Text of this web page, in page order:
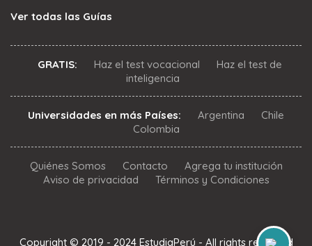
Ver todas las Guías
GRATIS: Haz el test vocacional
Haz el test de
inteligencia
Universidades en más Países: Argentina
Chile
Colombia
Quiénes Somos Contacto
Agrega tu institución
Aviso de privacidad
Términos y Condiciones
Copyright © 2019 - 2024 EstudiaPerú - All rights reserved